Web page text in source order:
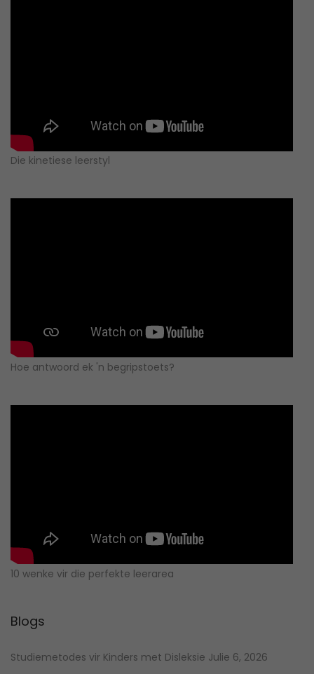
Die kinetiese leerstyl
Hoe antwoord ek 'n begripstoets?
10 wenke vir die perfekte leerarea
Blogs
Studiemetodes vir Kinders met Disleksie Julie 6, 2026